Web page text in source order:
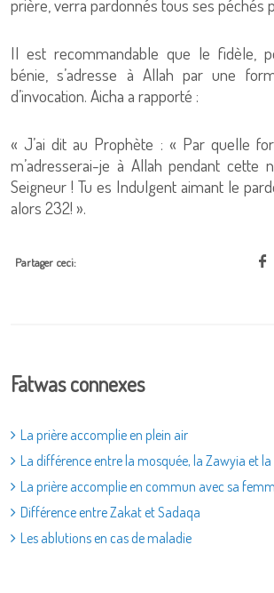
prière, verra pardonnés tous ses péchés
Il est recommandable que le fidèle,
bénie, s’adresse à Allah par une
d’invocation. Aicha a rapporté :
« J’ai dit au Prophète : « Par quelle
m’adresserai-je à Allah pendant cette
Seigneur ! Tu es Indulgent aimant le
alors 232! ».
Partager ceci:
Fatwas connexes
La prière accomplie en plein air
La différence entre la mosquée, la Zawyia et la
La prière accomplie en commun avec sa
Différence entre Zakat et Sadaqa
Les ablutions en cas de maladie